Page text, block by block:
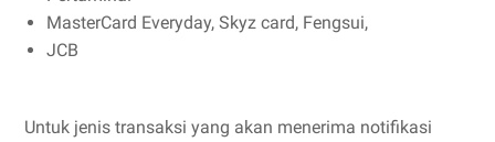
MasterCard Everyday, Skyz card, Fengsui,
JCB
Untuk jenis transaksi yang akan menerima notifikasi